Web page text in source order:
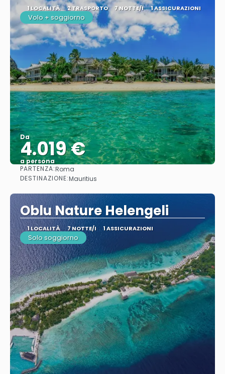
1 LOCALITÀ 2 TRASPORTO 7 NOTTE/I 1 ASSICURAZIONI
Volo + soggiorno
Da
4.019 €
a persona
PARTENZA:Roma
DESTINAZIONE:Mauritius
Oblu Nature Helengeli
1 LOCALITÀ 7 NOTTE/I 1 ASSICURAZIONI
Solo soggiorno